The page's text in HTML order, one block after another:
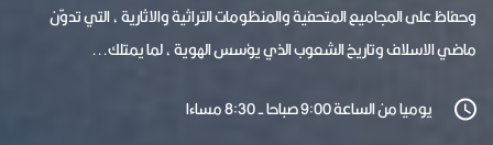
وحفاظ على المجاميع المتحفية والمنظومات التراثية والاثارية ، التي تدوّن
ماضي الاسلاف وتاريخ الشعوب الذي يؤسس الهوية ، لما يمتلك...
يوميا من الساعة 9:00 صباحا - 8:30 مساءا